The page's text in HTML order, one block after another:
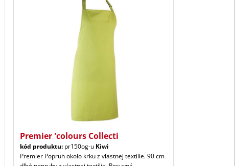
Premier 'colours Collecti
kód produktu: pr150og-u Kiwi
Premier Popruh okolo krku z vlastnej textílie. 90 cm